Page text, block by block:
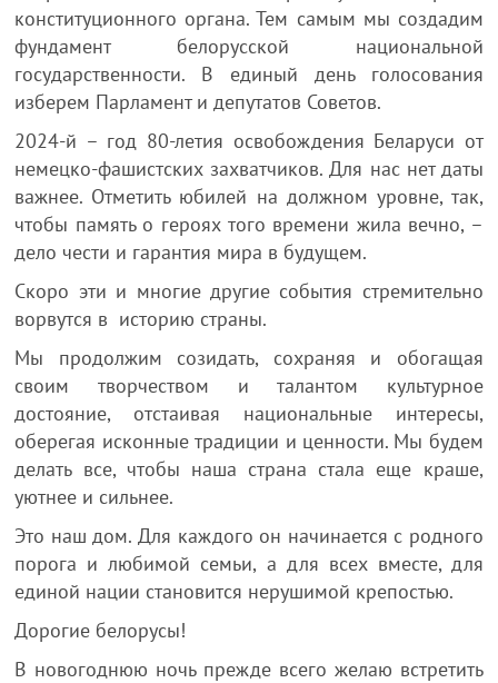
конституционного органа. Тем самым мы создадим
фундамент белорусской национальной
государственности. В единый день голосования
изберем Парламент и депутатов Советов.
2024-й – год 80-летия освобождения Беларуси от
немецко-фашистских захватчиков. Для нас нет даты
важнее. Отметить юбилей на должном уровне, так,
чтобы память о героях того времени жила вечно, –
дело чести и гарантия мира в будущем.
Скоро эти и многие другие события стремительно
ворвутся в историю страны.
Мы продолжим созидать, сохраняя и обогащая
своим творчеством и талантом культурное
достояние, отстаивая национальные интересы,
оберегая исконные традиции и ценности. Мы будем
делать все, чтобы наша страна стала еще краше,
уютнее и сильнее.
Это наш дом. Для каждого он начинается с родного
порога и любимой семьи, а для всех вместе, для
единой нации становится нерушимой крепостью.
Дорогие белорусы!
В новогоднюю ночь прежде всего желаю встретить